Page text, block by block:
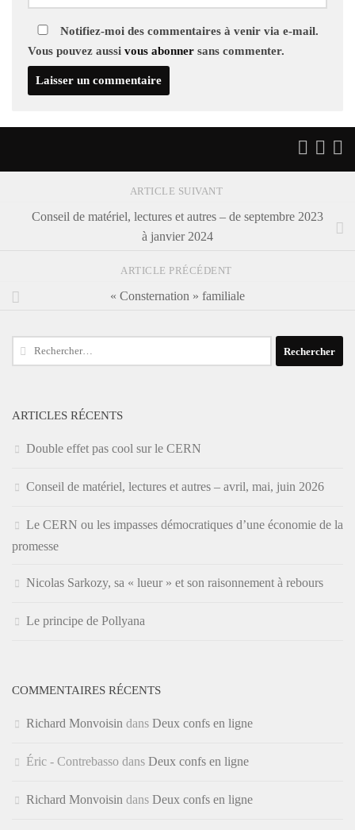
Notifiez-moi des commentaires à venir via e-mail.
Vous pouvez aussi vous abonner sans commenter.
ARTICLE SUIVANT
Conseil de matériel, lectures et autres – de septembre 2023
à janvier 2024
ARTICLE PRÉCÉDENT
« Consternation » familiale
Rechercher :
ARTICLES RÉCENTS
Double effet pas cool sur le CERN
Conseil de matériel, lectures et autres – avril, mai, juin 2026
Le CERN ou les impasses démocratiques d’une économie de la
promesse
Nicolas Sarkozy, sa « lueur » et son raisonnement à rebours
Le principe de Pollyana
COMMENTAIRES RÉCENTS
Richard Monvoisin dans Deux confs en ligne
Éric - Contrebasso dans Deux confs en ligne
Richard Monvoisin dans Deux confs en ligne